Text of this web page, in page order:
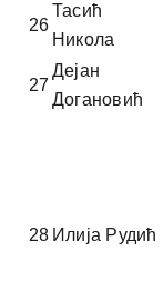
26
Тасић
Никола
27
Дејан
Догaновић
28 Илија Рудић